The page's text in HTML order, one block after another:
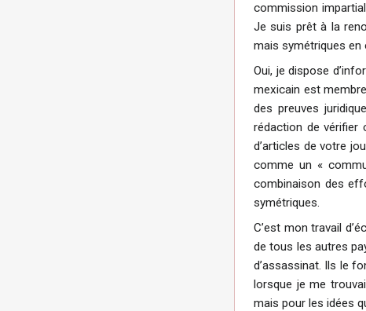
commission
Je suis prêt à la
mais symétriques en
Oui, je dispose
mexicain est
des preuves
rédaction de vérifier
d’articles de votre
comme un «
combinaison des
symétriques.
C’est mon travail
de tous les autres
d’assassinat. Ils le
lorsque je me
mais pour les idées